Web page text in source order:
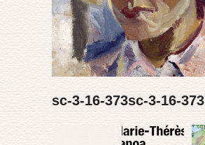
sc-3-16-373sc-3-16-373